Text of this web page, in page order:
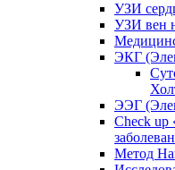
УЗИ
УЗИ вен
ЭКГ
ЭЭГ
Check up
Метод